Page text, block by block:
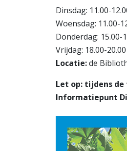
Dinsdag: 11.00-
Woensdag: 11.00-
Donderdag: 15.00-
Vrijdag: 18.00-
Locatie:de
Let op: tijdens de
Informatiepunt